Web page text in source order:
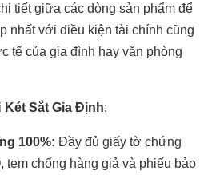
tiết giữa các dòng sản phẩm để
nhất với điều kiện tài chính cũng
tế của gia đình hay văn phòng
Két Sắt Gia Định:
100%: Đầy đủ giấy tờ chứng
tem chống hàng giả và phiếu bảo